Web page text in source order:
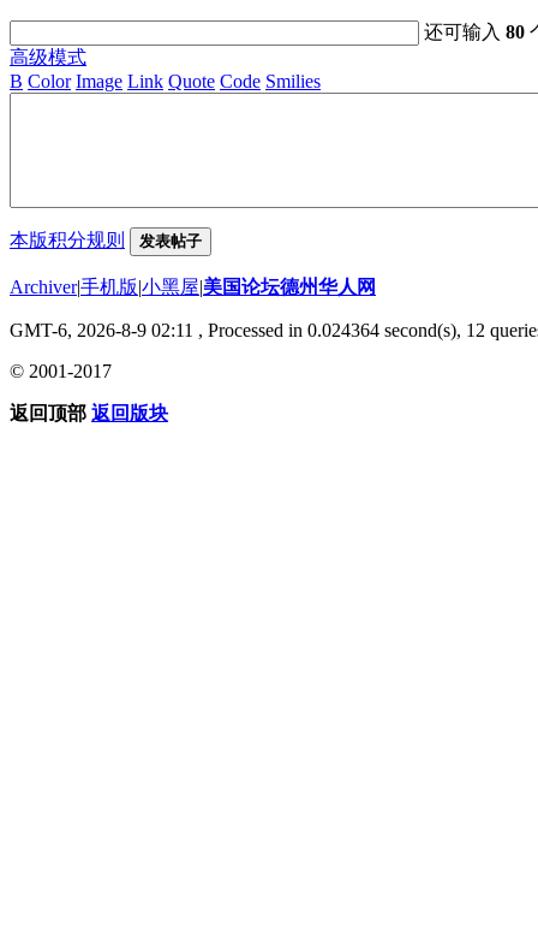
还可输入80
高级模式
B Color Image Link Quote Code Smilies
本版积分规则 发表帖子
Archiver|手机版|小黑屋|美国论坛德州华人网
GMT-6, 2026-8-9 02:11 , Processed in 0.024364 second(s), 12
© 2001-2017
返回顶部 返回版块